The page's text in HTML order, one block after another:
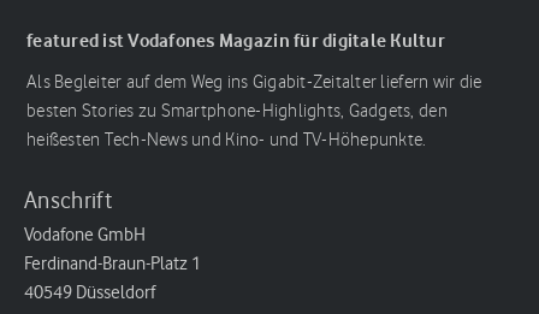
featured ist Vodafones Magazin für digitale Kultur
Als Begleiter auf dem Weg ins Gigabit-Zeitalter liefern wir die
besten Stories zu Smartphone-Highlights, Gadgets, den
heißesten Tech-News und Kino- und TV-Höhepunkte.
Anschrift
Vodafone GmbH
Ferdinand-Braun-Platz 1
40549 Düsseldorf